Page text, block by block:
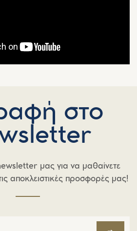
στο
μας για να μαθαίνετε
αποκλειστικές προσφορές μας!